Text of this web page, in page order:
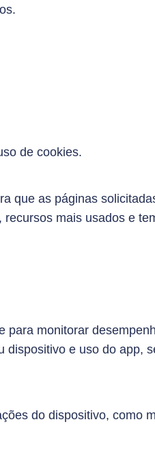
de cookies.
que as páginas
mais usados e
para monitorar
e uso do app,
do dispositivo, como